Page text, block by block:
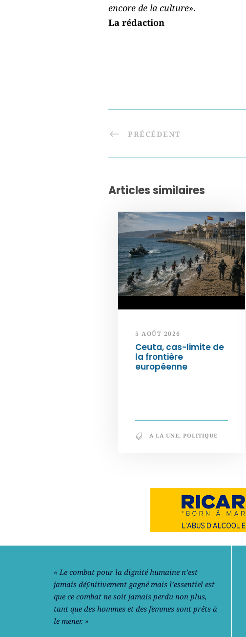
encore de la culture».
La rédaction
PRÉCÉDENT
Articles similaires
5 AOÛT 2026
Ceuta, cas-limite de
la frontière
européenne
A LA UNE, POLITIQUE
Notre philosophie
« Le combat pour la dignité humaine n’est
jamais déﬁnitivement gagné mais l’essentiel est
que ce combat ne soit jamais perdu non plus,
tant que des hommes et des femmes sont prêts à
le mener. »